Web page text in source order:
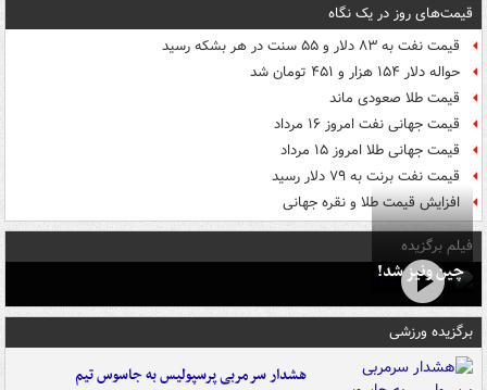
قیمت‌های روز در یک نگاه
قیمت نفت به ۸۳ دلار و ۵۵ سنت در هر بشکه رسید
حواله دلار ۱۵۴ هزار و ۴۵۱ تومان شد
قیمت طلا صعودی ماند
قیمت جهانی نفت امروز ۱۶ مرداد
قیمت جهانی طلا امروز ۱۵ مرداد
قیمت نفت برنت به ۷۹ دلار رسید
افزایش قیمت طلا و نقره جهانی
فیلم برگزیده
چین ونیز شد!
برگزیده ورزشی
هشدار سرمربی پرسپولیس به جاسوس تیم